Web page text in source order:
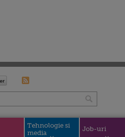
Tehnologie si
media
Job-uri